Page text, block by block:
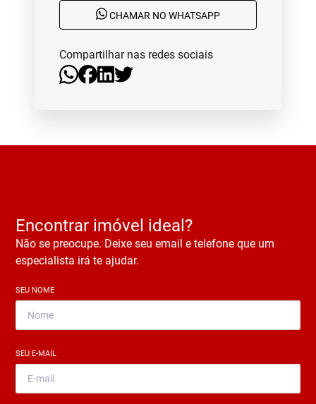
CHAMAR NO WHATSAPP
Compartilhar nas redes sociais
Encontrar imóvel ideal?
Não se preocupe. Deixe seu email e telefone que um
especialista irá te ajudar.
SEU NOME
SEU E-MAIL